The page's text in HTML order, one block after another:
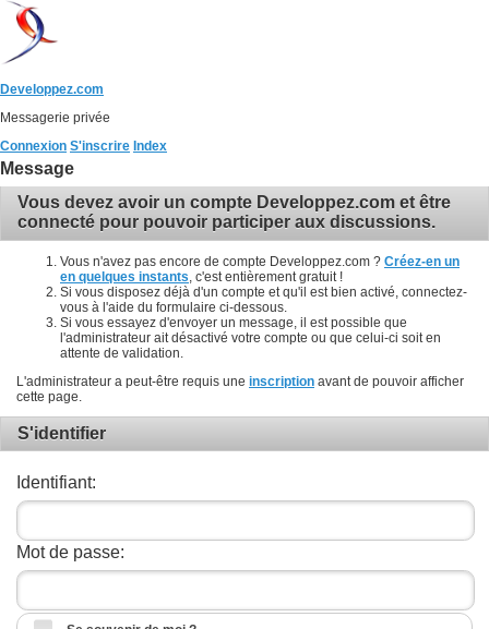
Developpez.com
Messagerie privée
Connexion S'inscrire Index
Message
Vous devez avoir un compte Developpez.com et être
connecté pour pouvoir participer aux discussions.
Vous n'avez pas encore de compte Developpez.com ? Créez-en un
en quelques instants , c'est entièrement gratuit !
Si vous disposez déjà d'un compte et qu'il est bien activé, connectez-
vous à l'aide du formulaire ci-dessous.
Si vous essayez d'envoyer un message, il est possible que
l'administrateur ait désactivé votre compte ou que celui-ci soit en
attente de validation.
L'administrateur a peut-être requis une inscription avant de pouvoir afficher
cette page.
S'identifier
Identifiant:
Mot de passe: